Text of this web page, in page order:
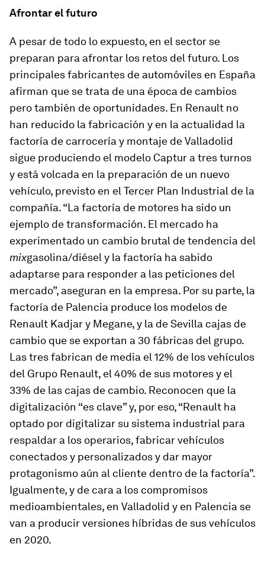
Afrontar el futuro
A pesar de todo lo expuesto, en el sector se
preparan para afrontar los retos del futuro. Los
principales fabricantes de automóviles en España
afirman que se trata de una época de cambios
pero también de oportunidades. En Renault no
han reducido la fabricación y en la actualidad la
factoría de carrocería y montaje de Valladolid
sigue produciendo el modelo Captur a tres turnos
y está volcada en la preparación de un nuevo
vehículo, previsto en el Tercer Plan Industrial de la
compañía. “La factoría de motores ha sido un
ejemplo de transformación. El mercado ha
experimentado un cambio brutal de tendencia del
mixgasolina/diésel y la factoría ha sabido
adaptarse para responder a las peticiones del
mercado”, aseguran en la empresa. Por su parte, la
factoría de Palencia produce los modelos de
Renault Kadjar y Megane, y la de Sevilla cajas de
cambio que se exportan a 30 fábricas del grupo.
Las tres fabrican de media el 12% de los vehículos
del Grupo Renault, el 40% de sus motores y el
33% de las cajas de cambio. Reconocen que la
digitalización “es clave” y, por eso, “Renault ha
optado por digitalizar su sistema industrial para
respaldar a los operarios, fabricar vehículos
conectados y personalizados y dar mayor
protagonismo aún al cliente dentro de la factoría”.
Igualmente, y de cara a los compromisos
medioambientales, en Valladolid y en Palencia se
van a producir versiones híbridas de sus vehículos
en 2020.